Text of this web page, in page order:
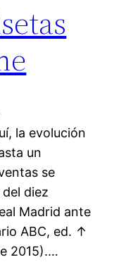
la evolución
un
se
diez
Madrid ante
ABC, ed. ↑
2015).…